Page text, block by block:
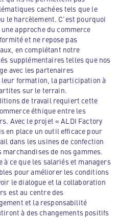
cachées tels que le
le harcèlement. C’est pourquoi
approche du commerce
et ne repose pas
en complétant notre
supplémentaires telles que nos
avec les partenaires
formation, la participation à
sur le terrain.
de travail requiert cette
éthique entre les
Avec le projet « ALDI Factory
en place un outil efficace pour
dans les usines de confection
de nos gammes.
à ce que les salariés et managers
pour améliorer les conditions
le dialogue et la collaboration
est au centre des
et la responsabilité
à des changements positifs